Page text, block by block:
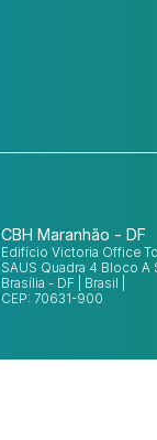
CBH Maranhão - DF
Edifício Victoria Office
SAUS Quadra 4 Bloco A
Brasília - DF | Brasil |
CEP: 70631-900